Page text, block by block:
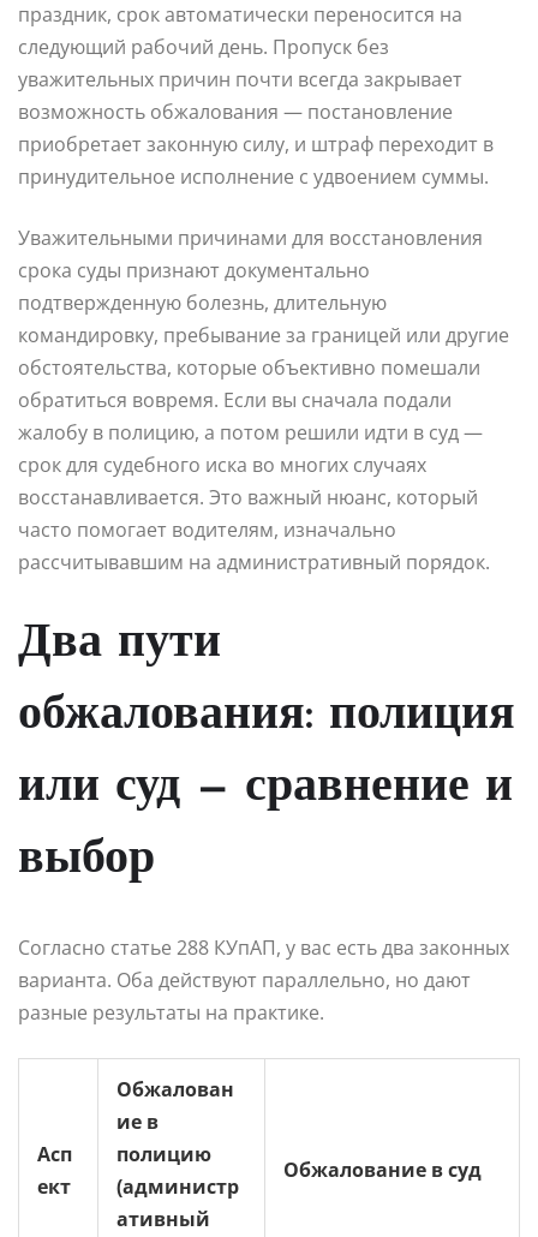
праздник, срок автоматически переносится на
следующий рабочий день. Пропуск без
уважительных причин почти всегда закрывает
возможность обжалования — постановление
приобретает законную силу, и штраф переходит в
принудительное исполнение с удвоением суммы.
Уважительными причинами для восстановления
срока суды признают документально
подтвержденную болезнь, длительную
командировку, пребывание за границей или другие
обстоятельства, которые объективно помешали
обратиться вовремя. Если вы сначала подали
жалобу в полицию, а потом решили идти в суд —
срок для судебного иска во многих случаях
восстанавливается. Это важный нюанс, который
часто помогает водителям, изначально
рассчитывавшим на административный порядок.
Два пути
обжалования: полиция
или суд — сравнение и
выбор
Согласно статье 288 КУпАП, у вас есть два законных
варианта. Оба действуют параллельно, но дают
разные результаты на практике.
Асп
ект
Обжалован
ие в
полицию
(администр
ативный
Обжалование в суд